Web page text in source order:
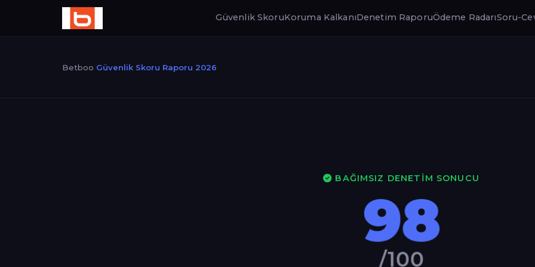
Güvenlik SkoruKoruma KalkanıDenetim RaporuÖdeme RadarıSoru-
Betboo Güvenlik Skoru Raporu 2026
BAĞIMSIZ DENETIM SONUCU
98
/100